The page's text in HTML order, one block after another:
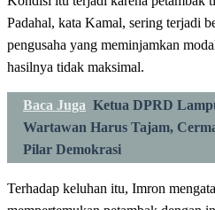
Padahal, kata Kamal, sering terjadi
pengusaha yang meminjamkan
hasilnya tidak maksimal.
Baca Juga Ketua DPRD
Wartawan Harus Tajam,
Pilar Demokrasi
Terhadap keluhan itu, Imron